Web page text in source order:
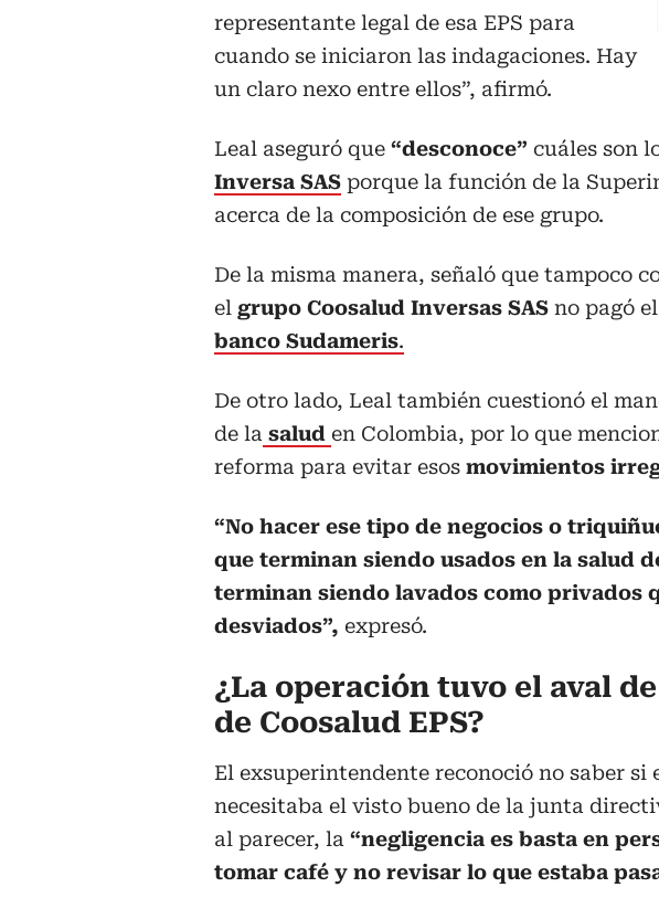
representante legal de esa EPS para
cuando se iniciaron las indagaciones. Hay
un claro nexo entre ellos”, afirmó.
Leal aseguró que “desconoce” cuáles son
Inversa SAS porque la función de la
acerca de la composición de ese grupo.
De la misma manera, señaló que tampoco
el grupo Coosalud Inversas SAS no pagó
banco Sudameris.
De otro lado, Leal también cuestionó el
de la salud en Colombia, por lo que
reforma para evitar esos movimientos
“No hacer ese tipo de negocios o
que terminan siendo usados en la salud
terminan siendo lavados como privados
desviados”, expresó.
¿La operación tuvo el aval
de Coosalud EPS?
El exsuperintendente reconoció no saber si
necesitaba el visto bueno de la junta
al parecer, la “negligencia es basta en
tomar café y no revisar lo que estaba